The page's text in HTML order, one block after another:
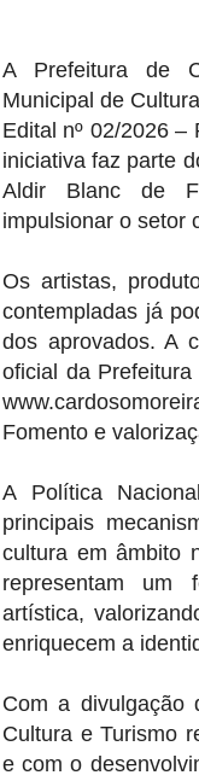
A Prefeitura de
Municipal de
Edital nº 02/2026 –
iniciativa faz parte
Aldir Blanc de
impulsionar o setor
Os artistas,
contempladas já
dos aprovados. A
oficial da
Fomento e
A Política
principais
cultura em âmbito
representam um
artística,
enriquecem a
Com a divulgação
Cultura e Turismo
e com o